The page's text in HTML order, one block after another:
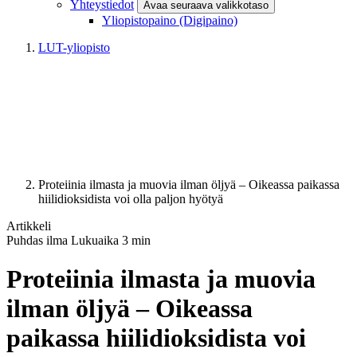
Yhteystiedot Avaa seuraava valikkotaso
Yliopistopaino (Digipaino)
LUT-yliopisto
Proteiinia ilmasta ja muovia ilman öljyä – Oikeassa paikassa
hiilidioksidista voi olla paljon hyötyä
Artikkeli
Puhdas ilma Lukuaika 3 min
Proteiinia ilmasta ja muovia
ilman öljyä – Oikeassa
paikassa hiilidioksidista voi